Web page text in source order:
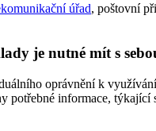
úřad, poštovní
je nutné mít s
oprávnění k
potřebné informace, týkající